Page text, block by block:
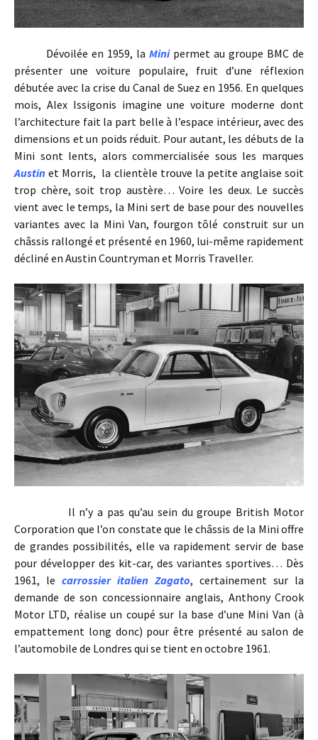
Dévoilée en 1959, la Minipermet au groupe BMC de
présenter une voiture populaire, fruit d’une réflexion
débutée avec la crise du Canal de Suez en 1956. En quelques
mois, Alex Issigonis imagine une voiture moderne dont
l’architecture fait la part belle à l’espace intérieur, avec des
dimensions et un poids réduit. Pour autant, les débuts de la
Mini sont lents, alors commercialisée sous les marques
Austin et Morris, la clientèle trouve la petite anglaise soit
trop chère, soit trop austère… Voire les deux. Le succès
vient avec le temps, la Mini sert de base pour des nouvelles
variantes avec la Mini Van, fourgon tôlé construit sur un
châssis rallongé et présenté en 1960, lui-même rapidement
décliné en Austin Countryman et Morris Traveller.
Il n’y a pas qu’au sein du groupe British Motor
Corporation que l’on constate que le châssis de la Mini offre
de grandes possibilités, elle va rapidement servir de base
pour développer des kit-car, des variantes sportives… Dès
1961, le carrossier italien Zagato, certainement sur la
demande de son concessionnaire anglais, Anthony Crook
Motor LTD, réalise un coupé sur la base d’une Mini Van (à
empattement long donc) pour être présenté au salon de
l’automobile de Londres qui se tient en octobre 1961.